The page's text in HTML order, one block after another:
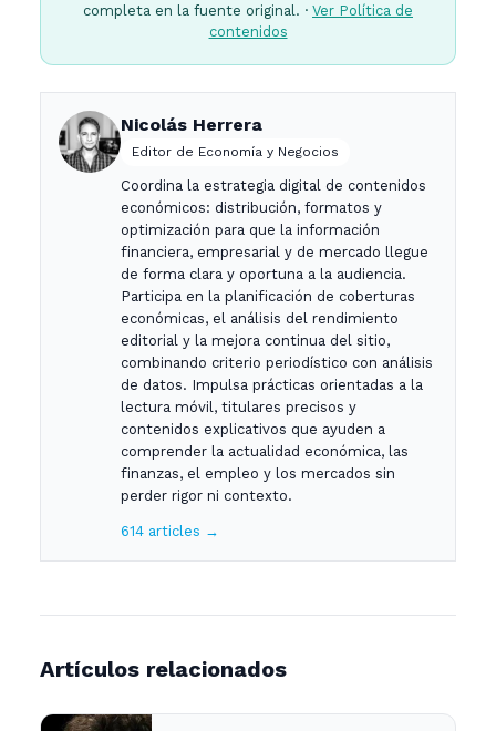
completa en la fuente original. · Ver Política de
contenidos
Nicolás Herrera
Editor de Economía y Negocios
Coordina la estrategia digital de contenidos
económicos: distribución, formatos y
optimización para que la información
financiera, empresarial y de mercado llegue
de forma clara y oportuna a la audiencia.
Participa en la planificación de coberturas
económicas, el análisis del rendimiento
editorial y la mejora continua del sitio,
combinando criterio periodístico con análisis
de datos. Impulsa prácticas orientadas a la
lectura móvil, titulares precisos y
contenidos explicativos que ayuden a
comprender la actualidad económica, las
finanzas, el empleo y los mercados sin
perder rigor ni contexto.
614 articles →
Artículos relacionados